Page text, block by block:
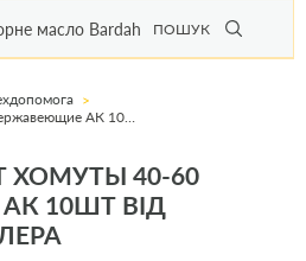
ПОШУК
40-60
10ШТ ВІД